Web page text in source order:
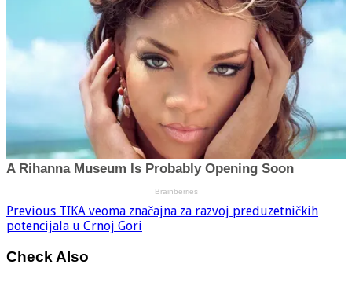
Previous TIKA veoma značajna za razvoj preduzetničkih
potencijala u Crnoj Gori
Check Also